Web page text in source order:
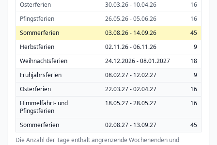
Osterferien
30.03.26 - 10.04.26
16
Pfingstferien
26.05.26 - 05.06.26
16
Sommerferien
03.08.26 - 14.09.26
45
Herbstferien
02.11.26 - 06.11.26
9
Weihnachtsferien
24.12.2026 - 08.01.2027
18
Frühjahrsferien
08.02.27 - 12.02.27
9
Osterferien
22.03.27 - 02.04.27
16
Himmelfahrt- und
Pfingstferien
18.05.27 - 28.05.27 16
Sommerferien 02.08.27 - 13.09.27
45
Die Anzahl der Tage enthält angrenzende Wochenenden und